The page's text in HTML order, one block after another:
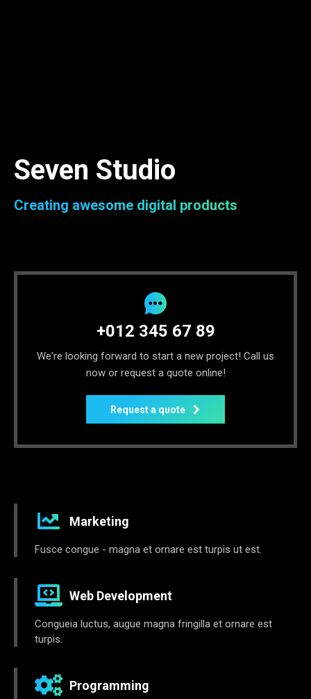
Seven Studio
Creating awesome digital products
+012 345 67 89
We're looking forward to start a new project! Call us
now or request a quote online!
Request a quote
Marketing
Fusce congue - magna et ornare est turpis ut est.
Web Development
Congueia luctus, augue magna fringilla et ornare est
turpis.
Programming